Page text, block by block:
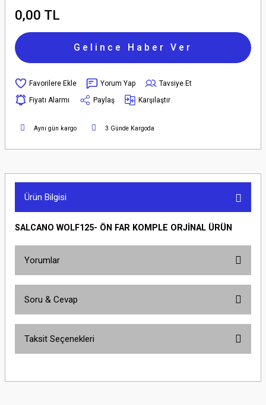
0,00 TL
Gelince Haber Ver
Yorum Yap
Tavsiye Et
Fiyatı Alarmı
Paylaş Karşılaştır
Aynı gün kargo 3 Günde Kargoda
Ürün Bilgisi
SALCANO WOLF125- ÖN FAR KOMPLE ORJİNAL ÜRÜN
Yorumlar
Soru & Cevap
Soru Sor
Taksit Seçenekleri